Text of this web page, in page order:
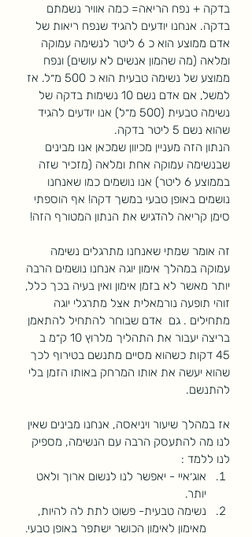
בדקה + נפח הריאה= כמה אוויר נשמתם
בדקה. אנחנו יודעים להגיד שנפח ריאות של
אדם ממוצע הוא כ 6 ליטר לנשימה עמוקה
ומלאה (מה שהמון אנשים לא עושים) ונפח
ממוצע של נשימה טבעית הוא כ 500 מ״ל. אז
למשל, אם אדם נשם 10 נשימות בדקה של
נשימה טבעית (500 מ״ל) אנו יודעים להגיד
שהוא נשם 5 ליטר בדקה.
הנתון הזה מעניין מכיוון שמכאן אנו מבינים
שבנשימה עמוקה אחת ומלאה (מזכיר שזה
בממוצע 6 ליטר) אנו נושמים כמו שאנחנו
נושמים באופן טבעי במשך דקה! אף הוספתי
סימן קריאה להדגיש את הנתון המטורף הזה!
זה אומר שמתי שאנחנו מתרגלים נשימה
עמוקה במהלך אימון יוגה אנחנו נושמים הרבה
יותר מאשר לא בזמן אימון ואין בעיה בכך כלל,
זוהי תופעה נורמאלית אצל מתרגלי יוגה
מתחילים . גם  אדם שבוחר להתחיל להתאמן
בריצה יעבור את התהליך מלרוץ 10 ק״מ ב
45 דקות כשהוא מסיים מתנשם בטירוף לכך
שהוא יעשה את אותו המרחק באותו הזמן בלי
להתנשם.
אז במהלך שיעור ויניאסה, אנחנו מבינים שאין
לנו מה להתעסק הרבה עם הנשימה, מספיק
לנו ללמד :
אוג׳איי - יאפשר לנו לנשום ארוך ולאט
יותר.
נשימה טבעית- פשוט לתת לה להיות,
מאימון לאימון הכושר ישתפר באופן טבעי.